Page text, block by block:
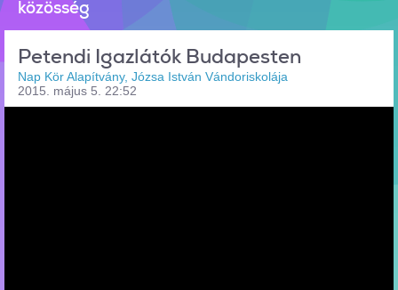
közösség
Petendi Igazlátók Budapesten
Nap Kör Alapítvány, Józsa István Vándoriskolája
2015. május 5. 22:52